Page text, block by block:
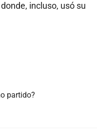
incluso, usó su
partido?